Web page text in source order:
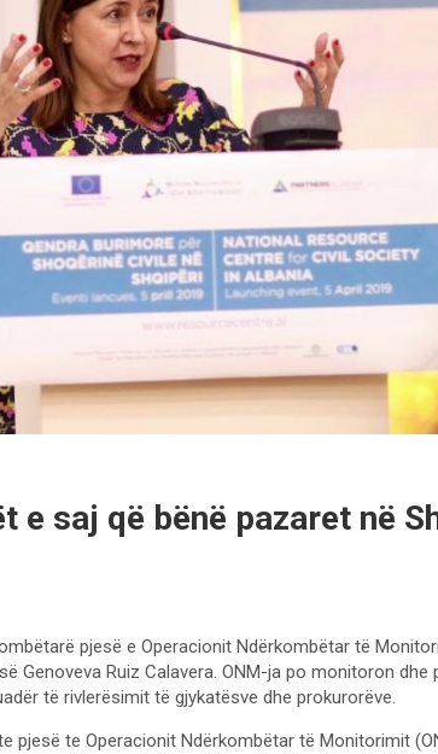
e saj që bënë pazaret në
pjesë e Operacionit Ndërkombëtar të
Genoveva Ruiz Calavera. ONM-ja po monitoron
të rivlerësimit të gjykatësve dhe prokurorëve.
pjesë te Operacionit Ndërkombëtar të Monitorimit